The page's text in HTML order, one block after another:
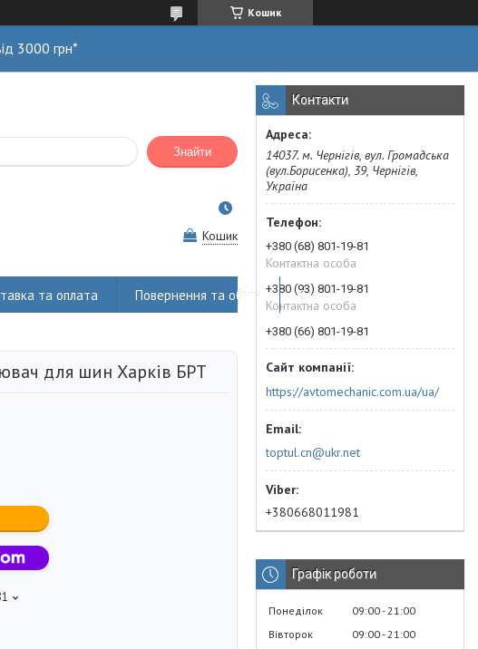
Кошик
3000 грн*
Знайти
Кошик
та оплата Повернення та обмін Статті
для шин Харків БРТ
Контакти
14037. м. Чернігів, вул. Громадська
(вул.Борисенка), 39, Чернігів,
Україна
+380 (68) 801-19-81
Контактна особа
+380 (93) 801-19-81
Контактна особа
+380 (66) 801-19-81
https://avtomechanic.com.ua/ua/
toptul.cn@ukr.net
+380668011981
Графік роботи
Понеділок 09:00 21:00
Вівторок
09:00 21:00